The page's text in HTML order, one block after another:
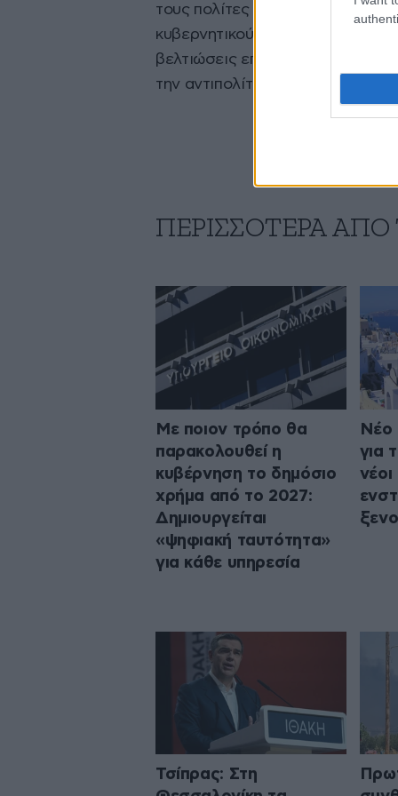
τους πολίτες και να μην
κυβερνητικού έργου, χωρίς αυτό
βελτιώσεις επιδιώκονται
την αντιπολίτευση να είναι
ΠΕΡΙΣΣΟΤΕΡΑ
Με ποιον τρόπο θα
παρακολουθεί η
κυβέρνηση το δημόσιο
χρήμα από το 2027:
Δημιουργείται
«ψηφιακή ταυτότητα»
για κάθε υπηρεσία
Νέο
για
νέοι
Τσίπρας: Στη